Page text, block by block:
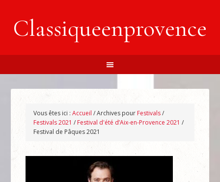
Classiqueenprovence
Vous êtes ici :Accueil /Archives pour Festivals/
Festivals 2021 / Festival d'été d’Aix-en-Provence 2021 /
Festival de Pâques 2021